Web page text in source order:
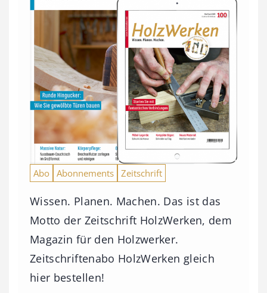
Abo Abonnements Zeitschrift
Wissen. Planen. Machen. Das ist das
Motto der Zeitschrift HolzWerken, dem
Magazin für den Holzwerker.
Zeitschriftenabo HolzWerken gleich
hier bestellen!